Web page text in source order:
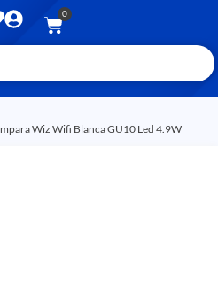
0
Wiz Wifi Blanca GU10 Led 4.9W